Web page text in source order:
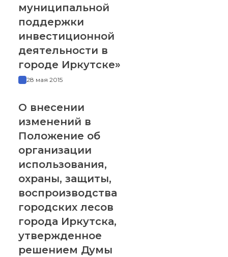
муниципальной
поддержки
инвестиционной
деятельности в
городе Иркутске»
28 мая 2015
О внесении
изменений в
Положение об
организации
использования,
охраны, защиты,
воспроизводства
городских лесов
города Иркутска,
утвержденное
решением Думы